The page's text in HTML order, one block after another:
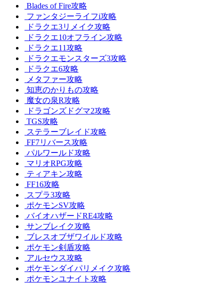
Blades of Fire攻略
ファンタジーライフi攻略
ドラクエ3リメイク攻略
ドラクエ10オフライン攻略
ドラクエ11攻略
ドラクエモンスターズ3攻略
ドラクエ6攻略
メタファー攻略
知恵のかりもの攻略
魔女の泉R攻略
ドラゴンズドグマ2攻略
TGS攻略
ステラーブレイド攻略
FF7リバース攻略
パルワールド攻略
マリオRPG攻略
ティアキン攻略
FF16攻略
スプラ3攻略
ポケモンSV攻略
バイオハザードRE4攻略
サンブレイク攻略
ブレスオブザワイルド攻略
ポケモン剣盾攻略
アルセウス攻略
ポケモンダイパリメイク攻略
ポケモンユナイト攻略